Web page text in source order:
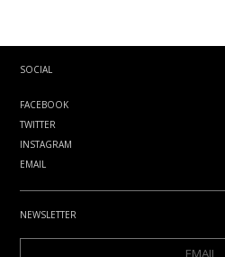
SOCIAL
FACEBOOK
TWITTER
INSTAGRAM
EMAIL
NEWSLETTER